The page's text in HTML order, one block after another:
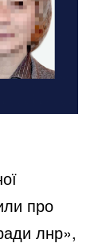
про
лнр»,